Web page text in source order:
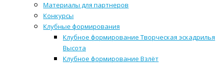
Материалы для партнеров
Конкурсы
Клубные формирования
Клубное формирование Творческая эскадрилья
Высота
Клубное формирование Взлёт